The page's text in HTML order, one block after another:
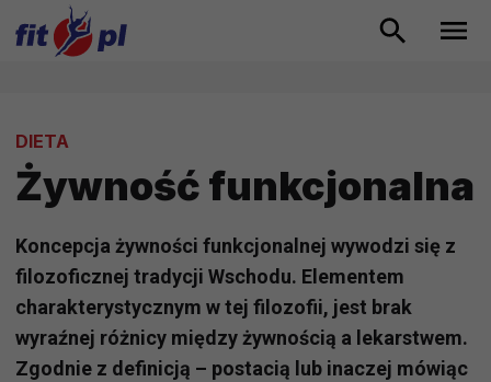
DIETA
Żywność funkcjonalna
Koncepcja żywności funkcjonalnej wywodzi się z
filozoficznej tradycji Wschodu. Elementem
charakterystycznym w tej filozofii, jest brak
wyraźnej różnicy między żywnością a lekarstwem.
Zgodnie z definicją – postacią lub inaczej mówiąc